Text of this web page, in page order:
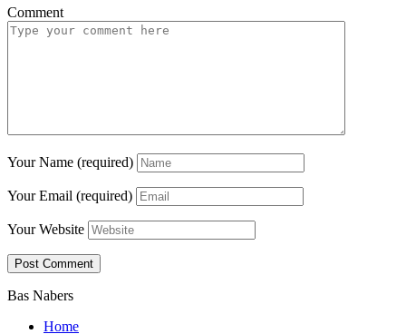
Comment
Your Name (required)
Your Email (required)
Your Website
Bas Nabers
Home